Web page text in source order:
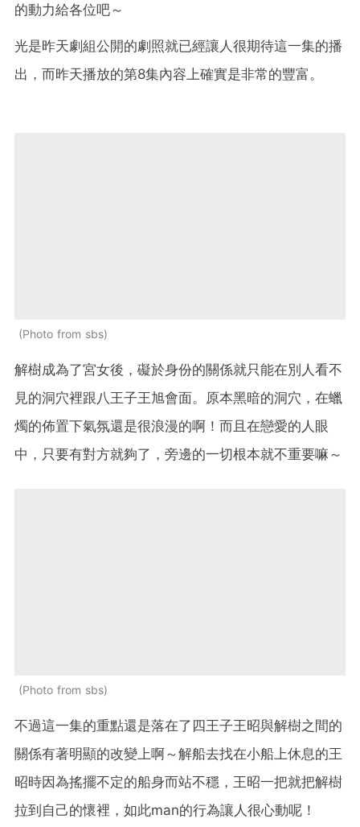
的動力給各位吧～
光是昨天劇組公開的劇照就已經讓人很期待這一集的播
出，而昨天播放的第8集內容上確實是非常的豐富。
Photo from sbs
解樹成為了宮女後，礙於身份的關係就只能在別人看不
見的洞穴裡跟八王子王旭會面。原本黑暗的洞穴，在蠟
燭的佈置下氣氛還是很浪漫的啊！而且在戀愛的人眼
中，只要有對方就夠了，旁邊的一切根本就不重要嘛～
Photo from sbs
不過這一集的重點還是落在了四王子王昭與解樹之間的
關係有著明顯的改變上啊～解船去找在小船上休息的王
昭時因為搖擺不定的船身而站不穩，王昭一把就把解樹
拉到自己的懷裡，如此man的行為讓人很心動呢！